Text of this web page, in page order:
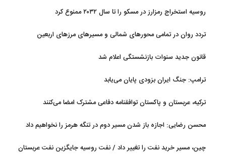
روسیه استخراج رمزارز در مسکو را تا سال ۲۰۳۲ ممنوع کرد
تردد روان در تمامی محورهای شمالی و مسیرهای مرزهای اربعین
قانون جدید سنوات بازنشستگی اعلام شد
ترامپ: جنگ ایران بزودی پایان می‌یابد
ترکیه، عربستان و پاکستان توافقنامه دفاعی مشترک امضا می‌کنند
محسن رضایی: اجازه باز شدن مسیر دوم در تنگه هرمز را نخواهیم داد
چین، مسیر خرید نفت را تغییر داد / نفت روسیه جایگزین نفت عربستان